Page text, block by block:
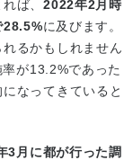
れば、2022年2月時
28.5%に及びます。
るかもしれません
が13.2%であった
なってきていると
3月に都が行った調